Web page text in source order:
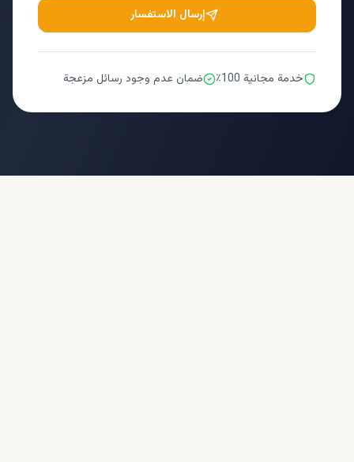
إرسال الاستفسار
خدمة مجانية 100٪ ضمان عدم وجود رسائل مزعجة